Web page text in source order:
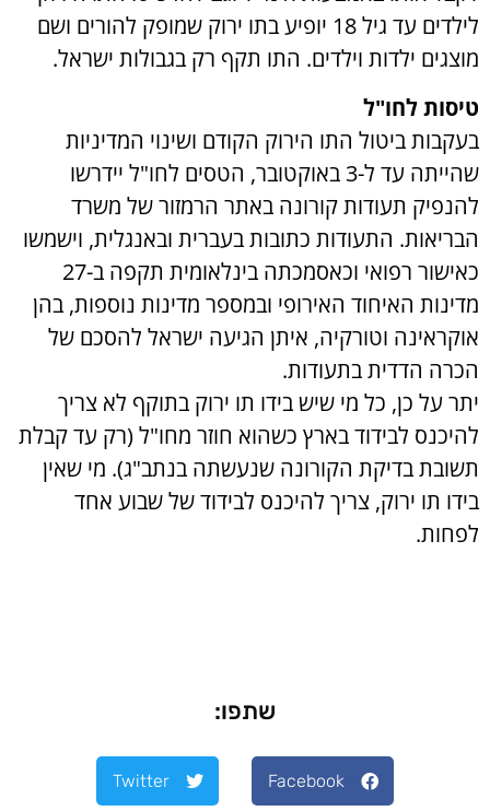
לילדים עד גיל 18 יופיע בתו ירוק שמופק להורים ושם
מוצגים ילדות וילדים. התו תקף רק בגבולות ישראל.
טיסות לחו"ל
בעקבות ביטול התו הירוק הקודם ושינוי המדיניות
שהייתה עד ל-3 באוקטובר, הטסים לחו"ל יידרשו
להנפיק תעודות קורונה באתר הרמזור של משרד
הבריאות. התעודות כתובות בעברית ובאנגלית, וישמשו
כאישור רפואי וכאסמכתה בינלאומית תקפה ב-27
מדינות האיחוד האירופי ובמספר מדינות נוספות, בהן
אוקראינה וטורקיה, איתן הגיעה ישראל להסכם של
הכרה הדדית בתעודות.
יתר על כן, כל מי שיש בידו תו ירוק בתוקף לא צריך
להיכנס לבידוד בארץ כשהוא חוזר מחו"ל (רק עד קבלת
תשובת בדיקת הקורונה שנעשתה בנתב"ג). מי שאין
בידו תו ירוק, צריך להיכנס לבידוד של שבוע אחד
לפחות.
שתפו:
Facebook
Twitter